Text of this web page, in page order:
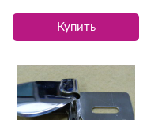
Купить